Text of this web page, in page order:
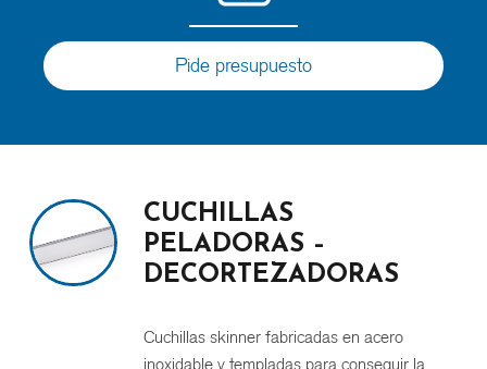
Pide presupuesto
CUCHILLAS
PELADORAS –
DECORTEZADORAS
Cuchillas skinner fabricadas en acero
inoxidable y templadas para conseguir la